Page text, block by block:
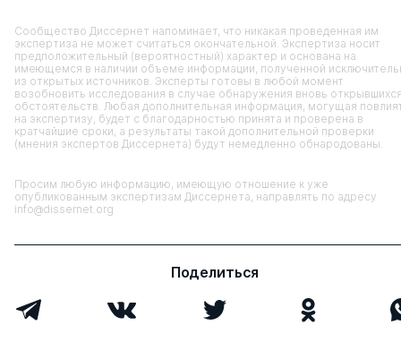
Сообщество Диссернет напоминает, что никакая проведенная им
экспертиза не может считаться окончательной. Экспертиза носит
предположительный (вероятностный) характер и основана на
имеющемся в наличии объеме информации, полученной
из открытых источников. Эксперты готовы в любой момент
возобновить исследования в случае обнаружения вновь
обстоятельств. Любая дополнительная информация, могущая
на экспертизу, будет с благодарностью принята и проверена в
кратчайшие сроки, а результаты такой дополнительной проверки
(мнения экспертов Диссернета) будут немедленно обнародованы.
Просим любую информацию, имеющую отношение к уже
опубликованным экспертизам Диссернета, направлять по адресу
info@dissernet.org
Поделиться